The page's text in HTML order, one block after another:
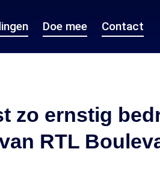
Doe mee Contact
zo ernstig
RTL